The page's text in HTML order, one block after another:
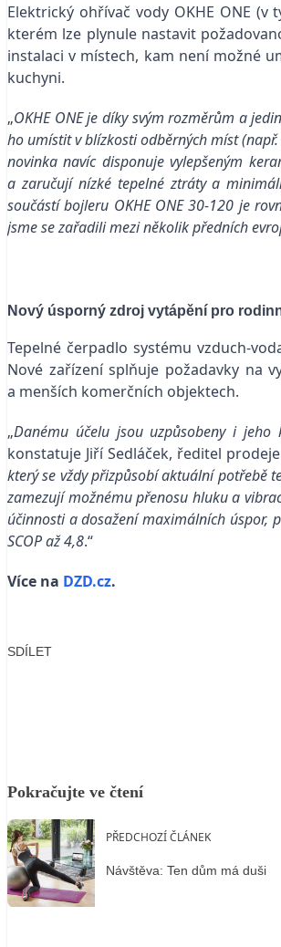
Elektrický ohřívač vody OKHE ONE
kterém lze plynule nastavit
instalaci v místech, kam není možné
kuchyni.
„OKHE ONE je díky svým rozměrům a
ho umístit v blízkosti odběrných míst
novinka navíc disponuje vylepšeným
a zaručují nízké tepelné ztráty a
součástí bojleru OKHE ONE 30-120 je
jsme se zařadili mezi několik předních
Nový úsporný zdroj vytápění pro
Tepelné čerpadlo systému vzduch-
Nové zařízení splňuje požadavky na
a menších komerčních objektech.
„Danému účelu jsou uzpůsobeny i
konstatuje Jiří Sedláček, ředitel
který se vždy přizpůsobí aktuální potřebě
zamezují možnému přenosu hluku a
účinnosti a dosažení maximálních úspor,
SCOP až 4,8.“
Více na DZD.cz.
SDÍLET
Pokračujte ve čtení
PŘEDCHOZÍ ČLÁNEK
Návštěva: Ten dům má duši